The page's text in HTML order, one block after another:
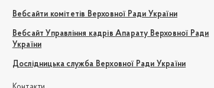
Вебсайти комітетів Верховної Ради України
Вебсайт Управління кадрів Апарату Верховної Ради
України
Дослідницька служба Верховної Ради України